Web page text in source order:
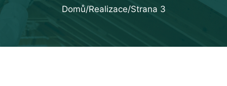
Domů/Realizace/Strana 3